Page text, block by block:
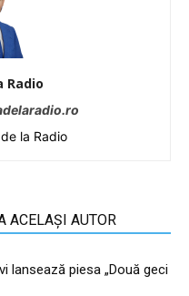
Radio
la Radio
ACELAȘI AUTOR
lansează piesa „Două geci